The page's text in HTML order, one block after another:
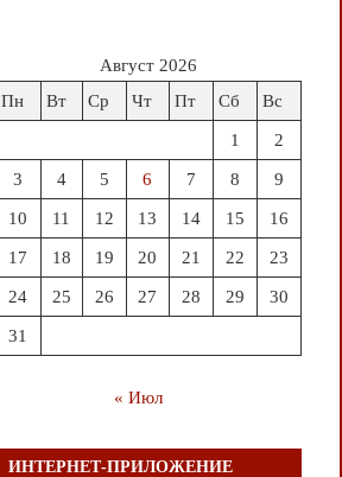
Август 2026
Пн
Вт Ср Чт Пт Сб Вс
1 2
3 4 5 6 7 8 9
10 11 12 13 14 15 16
17 18 19 20 21 22 23
24 25 26 27 28 29 30
31
« Июл
ИНТЕРНЕТ-ПРИЛОЖЕНИЕ